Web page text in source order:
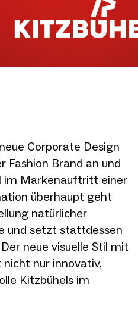
Corporate Design
Fashion Brand an und
im Markenauftritt einer
überhaupt geht
natürlicher
und setzt stattdessen
neue visuelle Stil mit
nur innovativ,
Kitzbühels im